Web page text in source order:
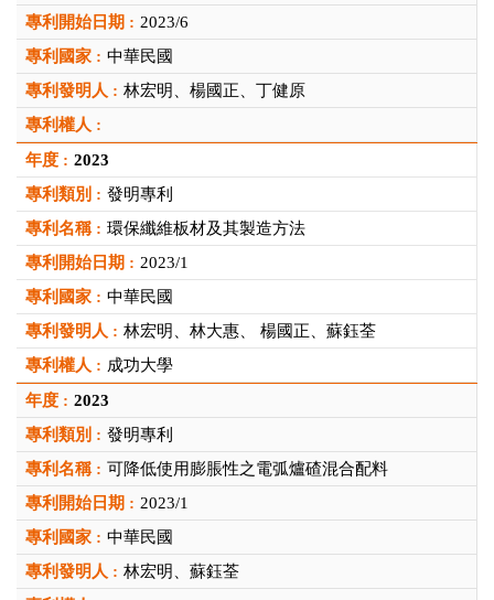
2023/6
中華民國
林宏明、楊國正、丁健原
2023
發明專利
環保纖維板材及其製造方法
2023/1
中華民國
林宏明、林大惠、 楊國正、蘇鈺荃
成功大學
2023
發明專利
可降低使用膨脹性之電弧爐碴混合配料
2023/1
中華民國
林宏明、蘇鈺荃